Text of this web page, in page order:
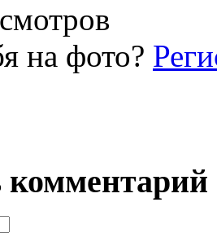
на фото?
комментарий